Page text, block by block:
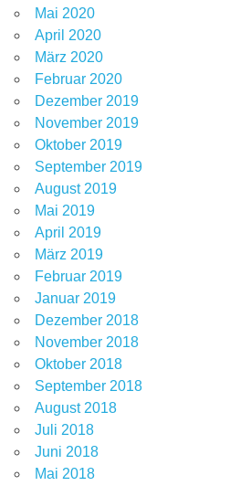
Mai 2020
April 2020
März 2020
Februar 2020
Dezember 2019
November 2019
Oktober 2019
September 2019
August 2019
Mai 2019
April 2019
März 2019
Februar 2019
Januar 2019
Dezember 2018
November 2018
Oktober 2018
September 2018
August 2018
Juli 2018
Juni 2018
Mai 2018